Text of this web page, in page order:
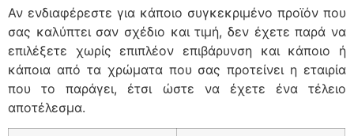
Αν ενδιαφέρεστε για κάποιο συγκεκριμένο προϊόν που
σας καλύπτει σαν σχέδιο και τιμή, δεν έχετε παρά να
επιλέξετε χωρίς επιπλέον επιβάρυνση και κάποιο ή
κάποια από τα χρώματα που σας προτείνει η εταιρία
που το παράγει, έτσι ώστε να έχετε ένα τέλειο
αποτέλεσμα.